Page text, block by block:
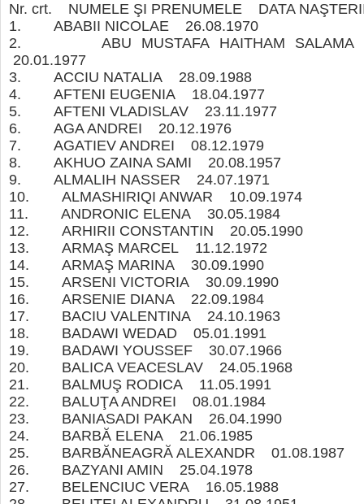
Nr. crt. NUMELE ŞI PRENUMELE DATA
1. ABABII NICOLAE 26.08.1970
2. ABU MUSTAFA HAITHAM SALAMA
20.01.1977
3. ACCIU NATALIA 28.09.1988
4. AFTENI EUGENIA 18.04.1977
5. AFTENI VLADISLAV 23.11.1977
6. AGA ANDREI 20.12.1976
7. AGATIEV ANDREI 08.12.1979
8. AKHUO ZAINA SAMI 20.08.1957
9. ALMALIH NASSER 24.07.1971
10. ALMASHIRIQI ANWAR 10.09.1974
11. ANDRONIC ELENA 30.05.1984
12. ARHIRII CONSTANTIN 20.05.1990
13. ARMAŞ MARCEL 11.12.1972
14. ARMAŞ MARINA 30.09.1990
15. ARSENI VICTORIA 30.09.1990
16. ARSENIE DIANA 22.09.1984
17. BACIU VALENTINA 24.10.1963
18. BADAWI WEDAD 05.01.1991
19. BADAWI YOUSSEF 30.07.1966
20. BALICA VEACESLAV 24.05.1968
21. BALMUŞ RODICA 11.05.1991
22. BALUŢA ANDREI 08.01.1984
23. BANIASADI PAKAN 26.04.1990
24. BARBĂ ELENA 21.06.1985
25. BARBĂNEAGRĂ ALEXANDR
26. BAZYANI AMIN 25.04.1978
27. BELENCIUC VERA 16.05.1988